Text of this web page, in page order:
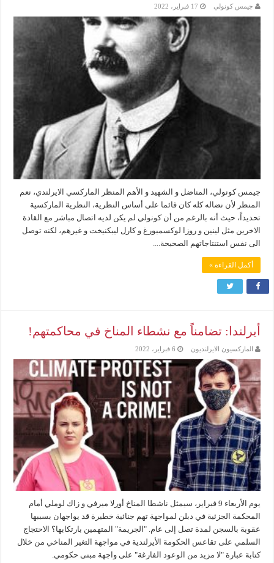
جيمس كونولي 17 فبراير، 2022
جيمس كونولي، المناضل و الشهيد و الأهم المنظر الماركسي الايرلندي، نعم
المنظر لأن نضاله كله كان قائما على أساس النظرية، النظرية الماركسية
تحديداً، حيث أنه بالرغم من أن كونولي لم يكن لديه اتصال مباشر مع القادة
الاخرين مثل لينين و روزا لوكسمبورغ و كارل ليبكنيخت و غيرهم، لكنه توصل
الى نفس استنتاجاتهم الصحيحة....
أكمل القراءة »
أيرلندا: تضامناً مع نشطاء المناخ في محاكمتهم!
الماركسيون الايرلنديون 6 فبراير، 2022
يوم الأربعاء 9 فبراير، سيمثل ناشطا المناخ أورلا ميرفي و زاك لوملي أمام
المحكمة الجزئية في دبلن لمواجهة تهم جنائية خطيرة قد يواجهان بسببها
عقوبة بالسجن لمدة تصل إلى عام. "الجريمة" المتهمين بارتكابها؟ الاحتجاج
السلمي على تقاعس الحكومة الأيرلندية في مواجهة التغير المناخي من خلال
كتابة عبارة "لا مزيد من الوعود الفارغة" على واجهة مبنى حكومي.